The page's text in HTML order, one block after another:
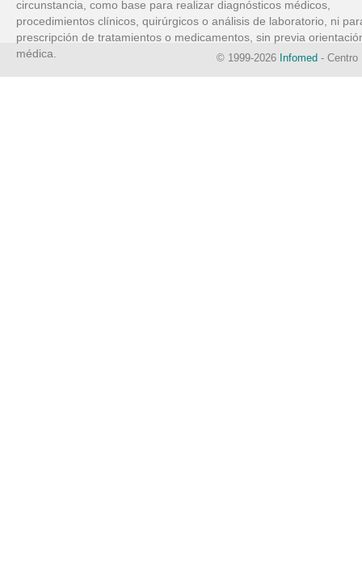
circunstancia, como base para realizar diagnósticos médicos,
procedimientos clínicos, quirúrgicos o análisis de laboratorio, ni
prescripción de tratamientos o medicamentos, sin previa
médica.
© 1999-2026 Infomed - Centro